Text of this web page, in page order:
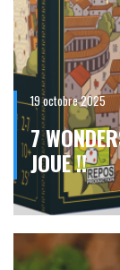
19 octobre 2025
7
JOUE !!